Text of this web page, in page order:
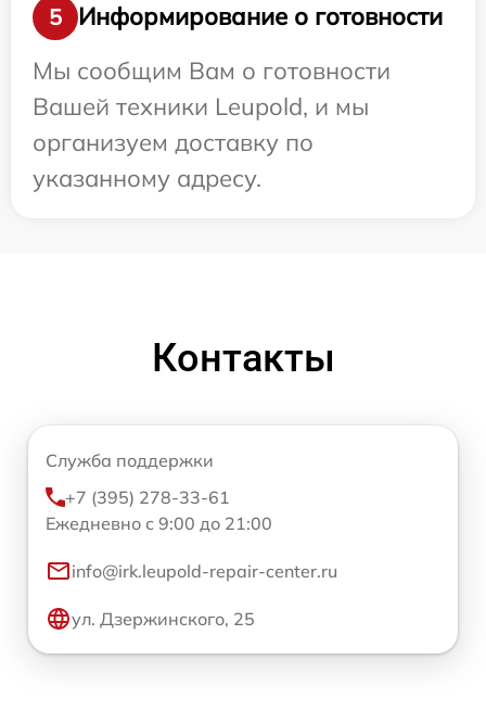
5
Информирование о готовности
Мы сообщим Вам о готовности
Вашей техники Leupold, и мы
организуем доставку по
указанному адресу.
Контакты
Служба поддержки
+7 (395) 278-33-61
Ежедневно с 9:00 до 21:00
info@irk.leupold-repair-center.ru
ул. Дзержинского, 25